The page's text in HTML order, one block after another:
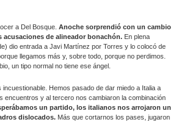
a Del Bosque. Anoche sorprendió con un cambio
acusaciones de alineador bonachón. En plena
dio entrada a Javi Martínez por Torres y lo colocó de
llegamos más y, sobre todo, porque no perdimos.
un tipo normal no tiene ese ángel.
incuestionable. Hemos pasado de dar miedo a Italia a
encuentros y al tercero nos cambiaron la combinación
un partido, los italianos nos arrojaron un
dislocados. Más que cortarnos los pases, jugaron